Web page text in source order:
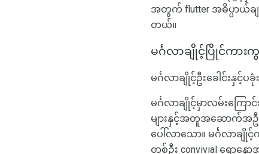
အတွက် flutter အဓိပ္ပာယ်ချ
တယ်။
မင်္ဂလာချိုင့်ပြိုင်ကား
မင်္ဂလာချိုင့်ဦးခေါင်းနှင့်
မင်္ဂလာချိုင့်မှာလမ်းကြေ
များနှင့်အတူအဆောက်အ
ပေါ်လာသော။ မင်္ဂလာခ
တစ်ဦး convivial ရောနှ